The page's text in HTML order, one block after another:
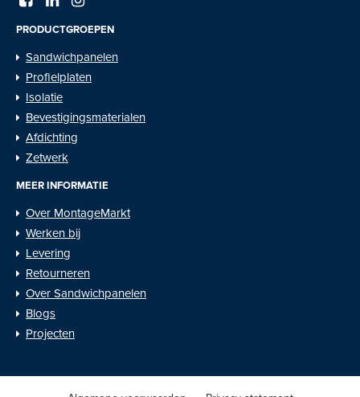
PRODUCTGROEPEN
Sandwichpanelen
Profielplaten
Isolatie
Bevestigingsmaterialen
Afdichting
Zetwerk
MEER INFORMATIE
Over MontageMarkt
Werken bij
Levering
Retourneren
Over Sandwichpanelen
Blogs
Projecten